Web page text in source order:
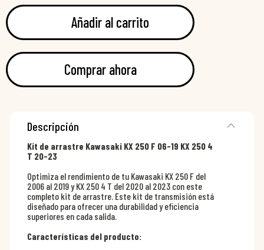
Añadir al carrito
Comprar ahora
Descripción
Kit de arrastre Kawasaki KX 250 F 06-19 KX 250 4
T 20-23
Optimiza el rendimiento de tu Kawasaki KX 250 F del
2006 al 2019 y KX 250 4 T del 2020 al 2023 con este
completo kit de arrastre. Este kit de transmisión está
diseñado para ofrecer una durabilidad y eficiencia
superiores en cada salida.
Características del producto: